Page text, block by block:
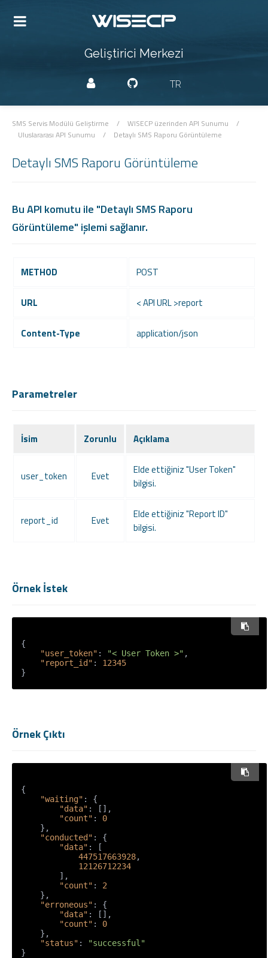
Geliştirici Merkezi
TR
SMS Servis Modülü Geliştirme / WISECP üzerinden API Sunumu
/
Uluslararası API Sunumu
/ Detaylı SMS Raporu Görüntüleme
Detaylı SMS Raporu Görüntüleme
Bu API komutu ile "Detaylı SMS Raporu
Görüntüleme" işlemi sağlanır.
METHOD POST
URL < API URL >report
Content-Type application/json
Parametreler
İsim Zorunlu Açıklama
user_token Evet
Elde ettiğiniz "User Token"
bilgisi.
report_id Evet
Elde ettiğiniz "Report ID"
bilgisi.
Örnek İstek
{
"user_token" : "< User Token >" ,
"report_id" :
12345
}
Örnek Çıktı
{
"waiting" :
{
"data" : [ ] ,
"count" :
0
} ,
"conducted" :
{
"data" :
[
447517663928,
12126712234
] ,
"count" :
2
} ,
"erroneous" :
{
"data" : [ ] ,
"count" :
0
} ,
"status" :
"successful"
}